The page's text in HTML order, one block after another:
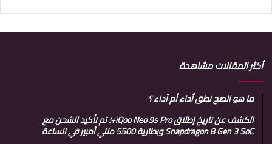
أكثر المقالات مشاهدة
ما هو الصح نطق أداء أم آداء ؟
الكشف عن تاريخ إطلاق iQoo Neo 9s Pro+؛ تم تأكيد الشحن مع
Snapdragon 8 Gen 3 SoC وبطارية 5500 مللي أمبير في الساعة